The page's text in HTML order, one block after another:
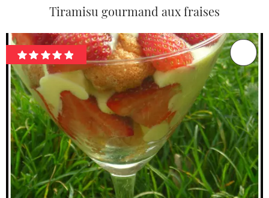
Tiramisu gourmand aux fraises